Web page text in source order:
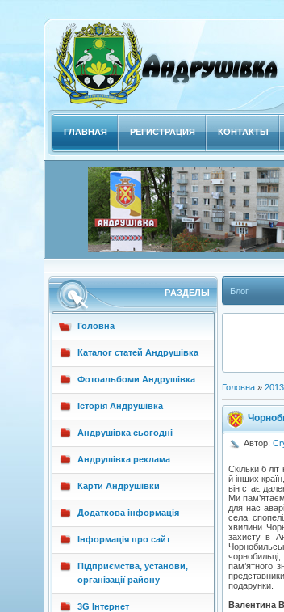
ГЛАВНАЯ РЕГИСТРАЦИЯ КОНТАКТЫ
РAЗДЕЛЫ
Головна
Каталог статей Андрушівка
Фотоальбоми Андрушівка
Історія Андрушівка
Андрушівка сьогодні
Андрушівка реклама
Карти Андрушівки
Додаткова інформація
Інформація про сайт
Підприємства, установи,
організації району
3G Інтернет
Блог
Головна» 2013
Автор:
Скільки б
й інших
він стає
Ми
для нас
села,
хвилини
захисту в
пам’ятного
подарунки.
Валентина